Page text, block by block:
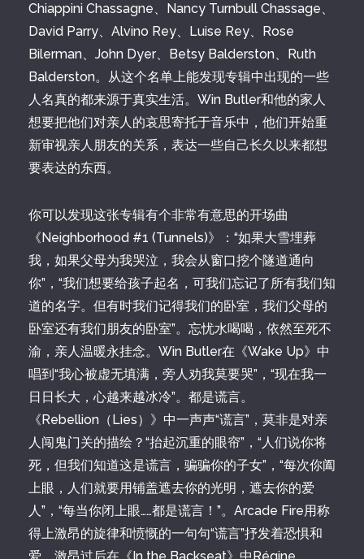
Chiappini Chassagne、Nancy Turnbull Chassage、
David Parry、Alvino Rey、Luise Rey、Rose
Bilerman、John Dyer、Betsy Balderston、Ruth
Balderston。从这个名单上能发现专辑中出现的一些
人名真的都来源于真实生活。Win Butler和他的家人
想要把他们对亲人的哀思寄托于音乐中，他们开始重
新审视亲人朋友的关系，表达一些自己长久以来都想
要表达的东西。
你可以发现这张专辑有个非常有意思的开场曲
《Neighborhood #1 (Tunnels)》：“如果大雪埋葬
我，如果父母为我哭泣，我会从窗口挖个隧道通向
你”，“我们想要给孩子起名，可我们忘记了所有我们知
道的名字。但有时我们记得我们的卧室，我们父母的
卧室还有我们朋友的卧室”。忘忧水喝喝，依然至死不
渝，亲人温暖永挂念。Win Butler在《Wake Up》中
唱到“我心被虚无填满，旁人劝我莫要哭”，“现在我一
日日长大，心越来越冰冷”。都是谎言。
《Rebellion（Lies）》中一声声“谎言”，莫非是对亲
人闯鬼门关的描绘？“抬起沉重的眼帘”，“人们说你将
死，但我们知道这是谎言，骗骗你的子女”，“每次你阖
上眼，人们就要用铺盖遮去你的光明，遮去你的爱
人”，“每当你闭上眼……都是谎言！”。Arcade Fire用称
得上激昂的旋律和愤慨的一句句“谎言”抒发着恐惧和